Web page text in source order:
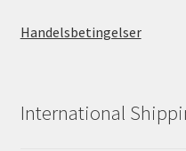
Handelsbetingelser
International